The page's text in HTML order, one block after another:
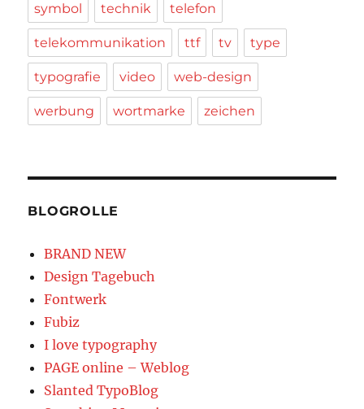
symbol technik telefon
telekommunikation ttf tv type
typografie video web-design
werbung wortmarke zeichen
BLOGROLLE
BRAND NEW
Design Tagebuch
Fontwerk
Fubiz
I love typography
PAGE online – Weblog
Slanted TypoBlog